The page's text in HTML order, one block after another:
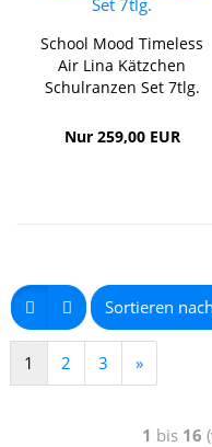
School Mood Timeless
Air Lina Kätzchen
Schulranzen Set 7tlg.
Nur 259,00 EUR
Sortieren nach
1 2 3 »
1 bis 16